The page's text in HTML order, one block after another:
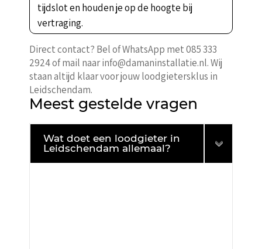
tijdslot en houden je op de hoogte bij
vertraging.
Direct contact? Bel of WhatsApp met 085 333
2924 of mail naar info@damaninstallatie.nl. Wij
staan altijd klaar voor jouw loodgietersklus in
Leidschendam.
Meest gestelde vragen
Wat doet een loodgieter in
Leidschendam allemaal?